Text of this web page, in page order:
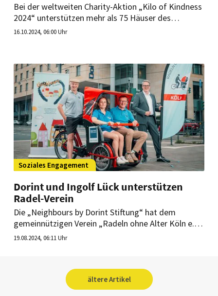
Bei der weltweiten Charity-Aktion „Kilo of Kindness
2024“ unterstützen mehr als 75 Häuser des
Unternehmens Gemeinden vor Ort. Organisiert wird
Spendenmaterial gesammelt werden.
16.10.2024, 06:00 Uhr
Soziales Engagement
Dorint und Ingolf Lück unterstützen
Radel-Verein
Die „Neighbours by Dorint Stiftung“ hat dem
gemeinnützigen Verein „Radeln ohne Alter Köln e.V.“
eine neue Fahrrad-Rikscha im Wert von 6.000 Euro
der Hotelgruppe, Mirko Kaiser.
19.08.2024, 06:11 Uhr
ältere Artikel